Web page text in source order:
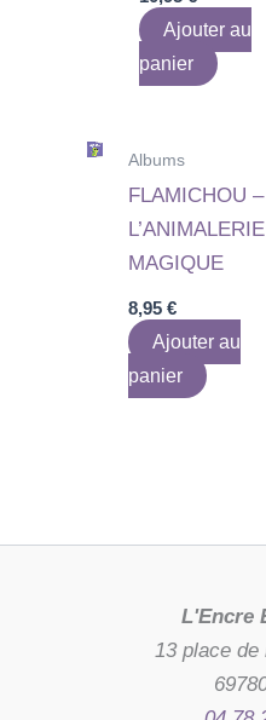
Ajouter au
panier
Albums
FLAMICHOU –
L’ANIMALERIE
MAGIQUE
8,95€
Ajouter au
panier
L'Encre
13 place de